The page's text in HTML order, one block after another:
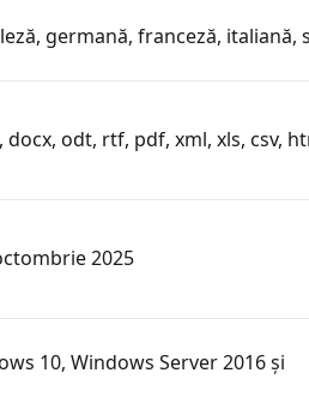
germană, franceză,
docx, odt, rtf, pdf, xml, xls, csv,
2025
10, Windows Server 2016 și